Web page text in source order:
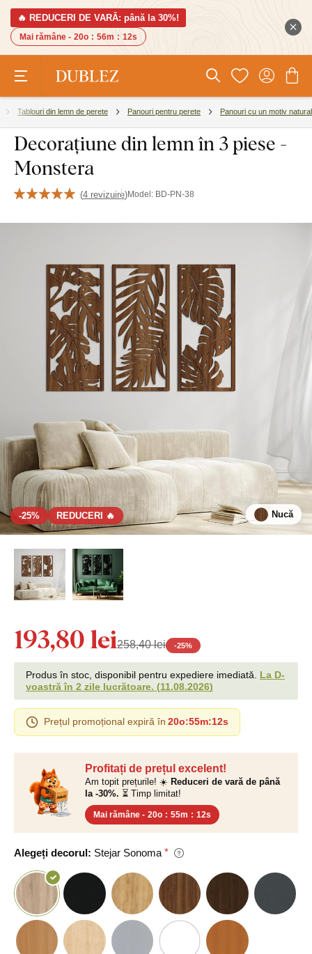
🔥 REDUCERI DE VARĂ: până la 30%!
Mai rămâne - 20o : 56m : 11s
Tablouri din lemn de perete Panouri pentru perete Panouri cu un motiv natural
Decorațiune din lemn în 3 piese -
Monstera
(4 revizuire)Model: BD-PN-38
-25% REDUCERI 🔥 Nucă
Profitați de prețul excelent!
Am topit prețurile! ☀️ Reduceri de vară de până
la -30%. ⏳ Timp limitat!
Mai rămâne - 20o : 55m : 11s
Alegeți decorul: Stejar Sonoma
193,80 lei258,40 lei -25%
Produs în stoc, disponibil pentru expediere imediată. La D-
voastră în 2 zile lucrătoare. (11.08.2026)
Prețul promoțional expiră în 20o:55m:11s